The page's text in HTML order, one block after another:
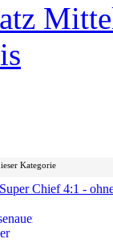
Kategorie